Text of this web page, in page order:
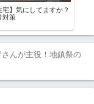
宅】気にしてますか？
対策
さんが主役！地鎮祭の